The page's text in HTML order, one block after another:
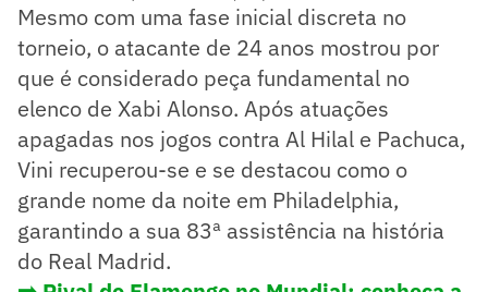
Mesmo com uma fase inicial discreta no
torneio, o atacante de 24 anos mostrou por
que é considerado peça fundamental no
elenco de Xabi Alonso. Após atuações
apagadas nos jogos contra Al Hilal e Pachuca,
Vini recuperou-se e se destacou como o
grande nome da noite em Philadelphia,
garantindo a sua 83ª assistência na história
do Real Madrid.